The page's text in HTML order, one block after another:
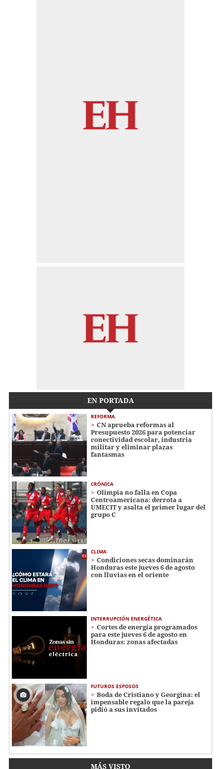
EN PORTADA
REFORMA
CN aprueba reformas al
Presupuesto 2026 para potenciar
conectividad escolar, industria
militar y eliminar plazas
fantasmas
CRÓNICA
Olimpia no falla en Copa
Centroamericana: derrota a
UMECIT y asalta el primer lugar del
grupo C
CLIMA
Condiciones secas dominarán
Honduras este jueves 6 de agosto
con lluvias en el oriente
INTERRUPCIÓN ENERGÉTICA
Cortes de energía programados
para este jueves 6 de agosto en
Honduras: zonas afectadas
FUTUROS ESPOSOS
Boda de Cristiano y Georgina: el
impensable regalo que la pareja
pidió a sus invitados
MÁS VISTO